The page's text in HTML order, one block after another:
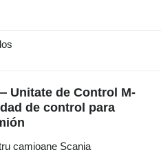
Unitate de Control M-
de control para
camioane Scania